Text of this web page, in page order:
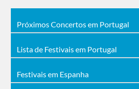
Próximos Concertos em Portugal
Lista de Festivais em Portugal
Festivais em Espanha